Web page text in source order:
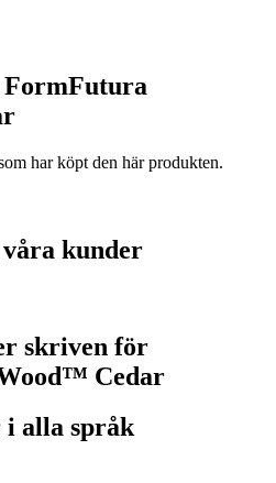
har köpt den här produkten.
kunder
skriven för
Cedar
i alla språk